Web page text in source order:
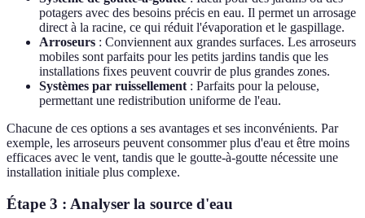
potagers avec des besoins précis en eau. Il permet un arrosage
direct à la racine, ce qui réduit l'évaporation et le gaspillage.
Arroseurs : Conviennent aux grandes surfaces. Les arroseurs
mobiles sont parfaits pour les petits jardins tandis que les
installations fixes peuvent couvrir de plus grandes zones.
Systèmes par ruissellement : Parfaits pour la pelouse,
permettant une redistribution uniforme de l'eau.
Chacune de ces options a ses avantages et ses inconvénients. Par
exemple, les arroseurs peuvent consommer plus d'eau et être moins
efficaces avec le vent, tandis que le goutte-à-goutte nécessite une
installation initiale plus complexe.
Étape 3 : Analyser la source d'eau